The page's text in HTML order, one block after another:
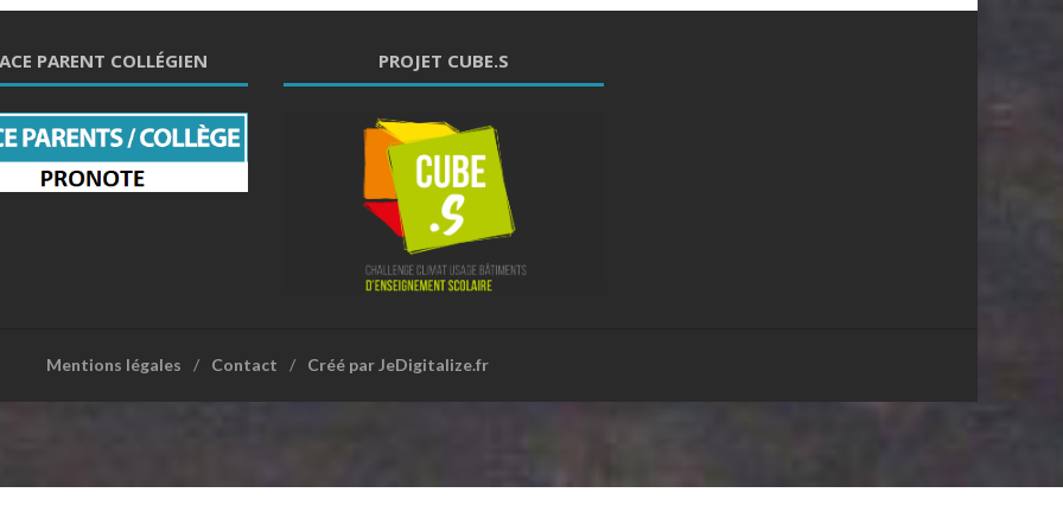
PARENT COLLÉGIEN PROJET CUBE.S
Mentions légales Contact Créé par JeDigitalize.fr